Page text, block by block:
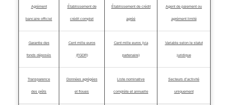
Agrément
bancaire officiel
Établissement de
crédit complet
Établissement de crédit
agréé
Agent de paiement ou
agrément limité
Garantie des
fonds déposés
Cent mille euros
(FGDR)
Cent mille euros (via
partenaire)
Variable selon le statut
juridique
Transparence
des prêts
Données agrégées
et floues
Liste nominative
complète et annuelle
Secteurs d’activité
uniquement